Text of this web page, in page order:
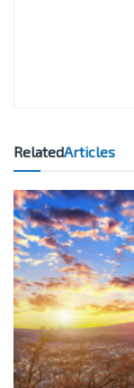
RelatedArticles